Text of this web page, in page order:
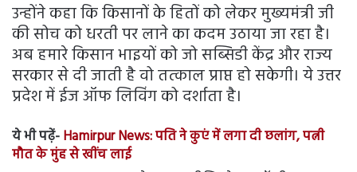
उन्होंने कहा कि किसानों के हितों को लेकर मुख्यमंत्री जी
की सोच को धरती पर लाने का कदम उठाया जा रहा है।
अब हमारे किसान भाइयों को जो सब्सिडी केंद्र और राज्य
सरकार से दी जाती है वो तत्काल प्राप्त हो सकेगी। ये उत्तर
प्रदेश में ईज ऑफ लिविंग को दर्शाता है।
ये भी पढ़ें-Hamirpur News: पति ने कुएं में लगा दी छलांग, पत्नी
मौत के मुंह से खींच लाई